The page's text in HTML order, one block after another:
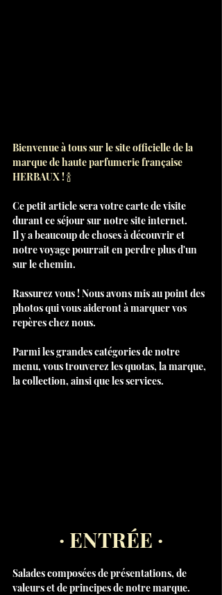
Bienvenue à tous sur le site officielle de la
marque de haute parfumerie française
HERBAUX ! 🍾
Ce petit article sera votre carte de visite
durant ce séjour sur notre site internet.
Il y a beaucoup de choses à découvrir et
notre voyage pourrait en perdre plus d'un
sur le chemin.
Rassurez vous ! Nous avons mis au point des
photos qui vous aideront à marquer vos
repères chez nous.
Parmi les grandes catégories de notre
menu, vous trouverez les quotas, la marque,
la collection, ainsi que les services.
· ENTRÉE ·
Salades composées de présentations, de
valeurs et de principes de notre marque.